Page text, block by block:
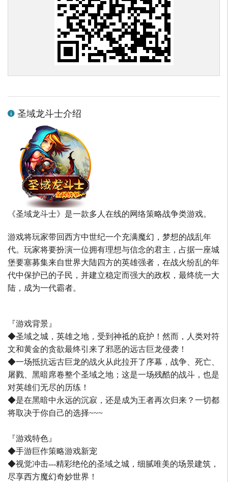
圣域龙斗士介绍
《圣域龙斗士》是一款多人在线的网络策略战争类游戏。
游戏将玩家带回西方中世纪一个充满魔幻，梦想的战乱年
代。玩家将要扮演一位拥有理想与信念的君主，占据一座城
堡要塞募集来自世界大陆四方的英雄强者，在战火纷乱的年
代中保护已的子民，并建立稳定而强大的政权，最终统一大
陆，成为一代霸者。
『游戏背景』
◆圣域之城，英雄之地，受到神祗的庇护！然而，人类对符
文和黄金的贪欲最终引来了邪恶的远古巨龙侵袭！
◆一场抵抗远古巨龙的战火从此拉开了序幕，战争、死亡、
屠戮、黑暗席卷整个圣域之地；这是一场残酷的战斗，也是
对英雄们无尽的历练！
◆是在黑暗中永远的沉寂，还是成为王者再次归来？一切都
将取决于你自己的选择~~~
『游戏特色』
◆手游巨作策略游戏新宠
◆视觉冲击---精彩绝伦的圣域之城，细腻唯美的场景建筑，
尽享西方魔幻奇妙世界！